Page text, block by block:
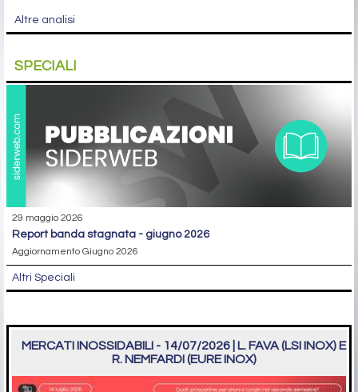
Altre analisi
SPECIALI
29 maggio 2026
report banda stagnata - giugno 2026
Aggiornamento Giugno 2026
Altri Speciali
MERCATI INOSSIDABILI - 14/07/2026 | L. FAVA (LSI INOX) E
R. NEMFARDI (EURE INOX)